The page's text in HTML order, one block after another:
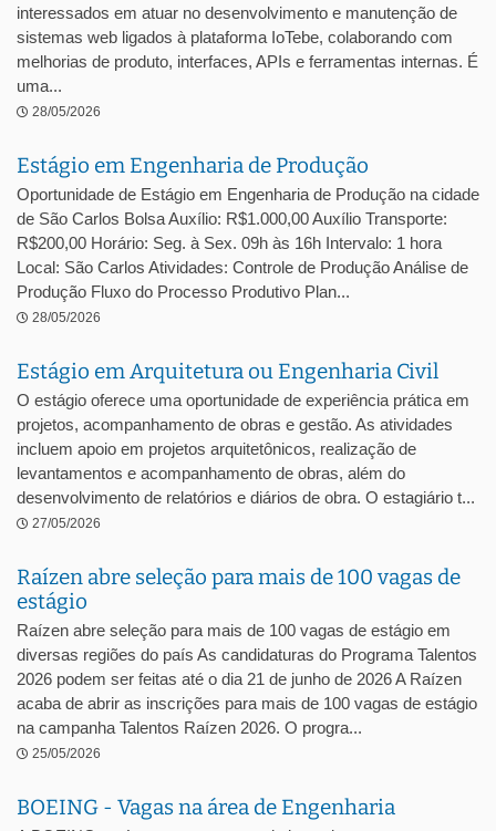
interessados em atuar no desenvolvimento e manutenção de
sistemas web ligados à plataforma IoTebe, colaborando com
melhorias de produto, interfaces, APIs e ferramentas internas. É
uma...
28/05/2026
Estágio em Engenharia de Produção
Oportunidade de Estágio em Engenharia de Produção na cidade
de São Carlos Bolsa Auxílio: R$1.000,00 Auxílio Transporte:
R$200,00 Horário: Seg. à Sex. 09h às 16h Intervalo: 1 hora
Local: São Carlos Atividades: Controle de Produção Análise de
Produção Fluxo do Processo Produtivo Plan...
28/05/2026
Estágio em Arquitetura ou Engenharia Civil
O estágio oferece uma oportunidade de experiência prática em
projetos, acompanhamento de obras e gestão. As atividades
incluem apoio em projetos arquitetônicos, realização de
levantamentos e acompanhamento de obras, além do
desenvolvimento de relatórios e diários de obra. O estagiário t...
27/05/2026
Raízen abre seleção para mais de 100 vagas de
estágio
Raízen abre seleção para mais de 100 vagas de estágio em
diversas regiões do país As candidaturas do Programa Talentos
2026 podem ser feitas até o dia 21 de junho de 2026 A Raízen
acaba de abrir as inscrições para mais de 100 vagas de estágio
na campanha Talentos Raízen 2026. O progra...
25/05/2026
BOEING - Vagas na área de Engenharia